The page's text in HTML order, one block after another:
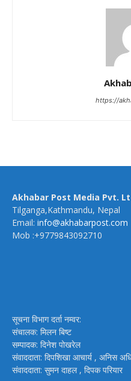
https://
Akhabar Post Media Pvt.
Tilganga,Kathmandu, Nepal
Email: info@akhabarpost.com
Mob :+9779843092710
सूचना विभाग दर्ता नम्वर:
संचालक: मिलन बिष्ट
सम्पादक: दिनेश पोखरेल
संवाददाता: दिपशिखा आचार्य , अनिस
संवाददाता: सुमन दाहल , दिपक परियार